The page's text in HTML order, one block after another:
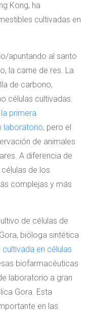
Kong, ha
cultivadas en
apuntando al santo
la carne de res. La
de carbono,
células cultivadas.
primera
laboratorio, pero el
de animales
A diferencia de
de los
complejas y más
de células de
bióloga sintética
en células
biofarmacéuticas
laboratorio a gran
Gora. Esta
en las